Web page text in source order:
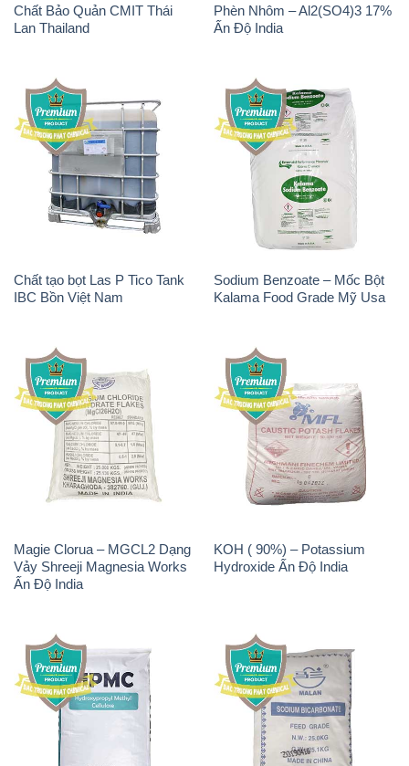
Chất Bảo Quản CMIT Thái
Lan Thailand
Phèn Nhôm – Al2(SO4)3 17%
Ấn Độ India
Chất tạo bọt Las P Tico Tank
IBC Bồn Việt Nam
Sodium Benzoate – Mốc Bột
Kalama Food Grade Mỹ Usa
Magie Clorua – MGCL2 Dạng
Vảy Shreeji Magnesia Works
Ấn Độ India
KOH ( 90%) – Potassium
Hydroxide Ấn Độ India